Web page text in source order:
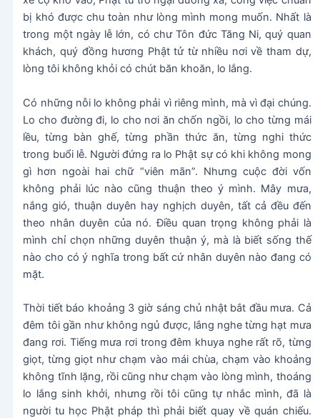
bị khó được chu toàn như lòng mình mong muốn. Nhất là
trong một ngày lễ lớn, có chư Tôn đức Tăng Ni, quý quan
khách, quý đồng hương Phật tử từ nhiều nơi về tham dự,
lòng tôi không khỏi có chút băn khoăn, lo lắng.
Có những nỗi lo không phải vì riêng mình, mà vì đại chúng.
Lo cho đường đi, lo cho nơi ăn chốn ngồi, lo cho từng mái
lều, từng bàn ghế, từng phần thức ăn, từng nghi thức
trong buổi lễ. Người đứng ra lo Phật sự có khi không mong
gì hơn ngoài hai chữ “viên mãn”. Nhưng cuộc đời vốn
không phải lúc nào cũng thuận theo ý mình. Mây mưa,
nắng gió, thuận duyên hay nghịch duyên, tất cả đều đến
theo nhân duyên của nó. Điều quan trọng không phải là
mình chỉ chọn những duyên thuận ý, mà là biết sống thế
nào cho có ý nghĩa trong bất cứ nhân duyên nào đang có
mặt.
Thời tiết báo khoảng 3 giờ sáng chủ nhật bắt đầu mưa. Cả
đêm tôi gần như không ngủ được, lắng nghe từng hạt mưa
đang rơi. Tiếng mưa rơi trong đêm khuya nghe rất rõ, từng
giọt, từng giọt như chạm vào mái chùa, chạm vào khoảng
không tĩnh lặng, rồi cũng như chạm vào lòng mình, thoáng
lo lắng sinh khởi, nhưng rồi tôi cũng tự nhắc mình, đã là
người tu học Phật pháp thì phải biết quay về quán chiếu.